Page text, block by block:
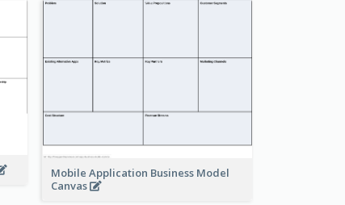
Mobile Application Business Model
Canvas